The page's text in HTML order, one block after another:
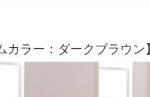
カラー：ダークブラウン】